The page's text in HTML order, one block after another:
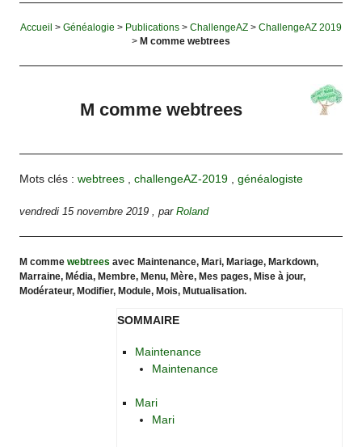
Accueil > Généalogie > Publications > ChallengeAZ > ChallengeAZ 2019
> M comme webtrees
M comme webtrees
Mots clés :webtrees ,challengeAZ-2019 ,généalogiste
vendredi 15 novembre 2019 ,parRoland
M commewebtrees avec Maintenance, Mari, Mariage, Markdown,
Marraine, Média, Membre, Menu, Mère, Mes pages, Mise à jour,
Modérateur, Modifier, Module, Mois, Mutualisation.
SOMMAIRE
Maintenance
Maintenance
Mari
Mari